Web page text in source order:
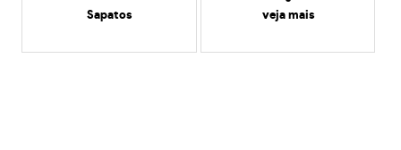
Sapatos veja mais